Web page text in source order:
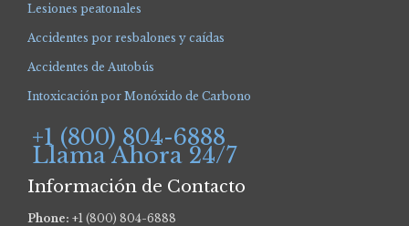
Lesiones peatonales
Accidentes por resbalones y caídas
Accidentes de Autobús
Intoxicación por Monóxido de Carbono
+1 (800) 804-6888
Llama Ahora 24/7
Información de Contacto
Phone: +1 (800) 804-6888